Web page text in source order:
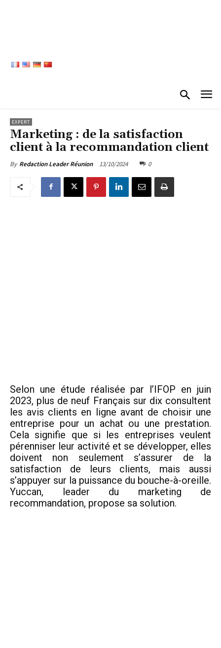
EXPERT
Marketing : de la satisfaction
client à la recommandation client
By Redaction Leader Réunion 13/10/2024 0
Selon une étude réalisée par l’IFOP en juin
2023, plus de neuf Français sur dix consultent
les avis clients en ligne avant de choisir une
entreprise pour un achat ou une prestation.
Cela signifie que si les entreprises veulent
pérenniser leur activité et se développer, elles
doivent non seulement s’assurer de la
satisfaction de leurs clients, mais aussi
s’appuyer sur la puissance du bouche-à-oreille.
Yuccan, leader du marketing de
recommandation, propose sa solution.